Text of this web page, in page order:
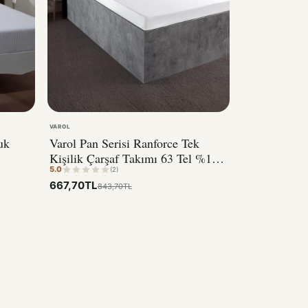
VAROL
Varol Pan Serisi Ranforce Tek
Kişilik Çarşaf Takımı 63 Tel %100
Pamuk
5.0 (2)
667,70TL843,70TL